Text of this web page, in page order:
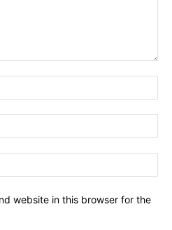
website in this browser for the